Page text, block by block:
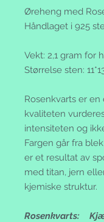
Øreheng med
Håndlaget i 925
Vekt: 2,1 gram for
Størrelse sten:
Rosenkvarts er
kvaliteten
intensiteten og
Fargen går fra
er et resultat av
med titan, jern
kjemiske struktur.
Rosenkvarts: